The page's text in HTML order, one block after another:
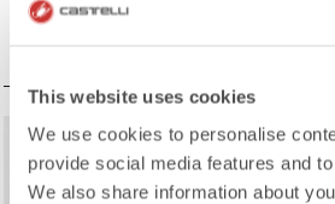
This website uses cookies
We use cookies to personalise
provide social media features and
We also share information about
si vous souhaitez simplement une
meilleure protection lors d'une
away
sell30% OFF